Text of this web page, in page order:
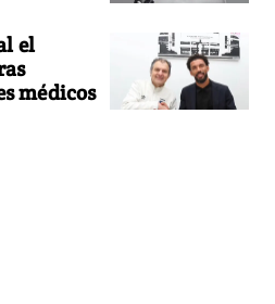
el
médicos